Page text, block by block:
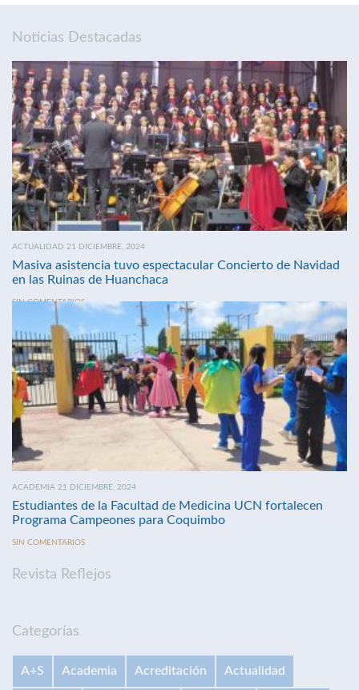
Noticias Destacadas
ACTUALIDAD 21 DICIEMBRE, 2024
Masiva asistencia tuvo espectacular Concierto de Navidad
en las Ruinas de Huanchaca
SIN COMENTARIOS
ACADEMIA 21 DICIEMBRE, 2024
Estudiantes de la Facultad de Medicina UCN fortalecen
Programa Campeones para Coquimbo
SIN COMENTARIOS
Revista Reflejos
Categorías
A+S Academia Acreditación Actualidad